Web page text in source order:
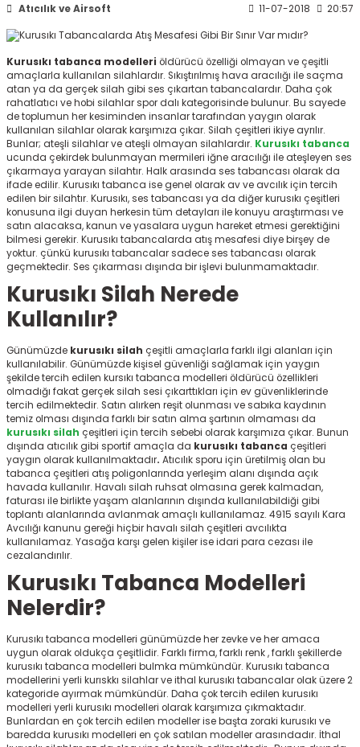
Mermisi
Atıcılık ve Airsoft 11-07-2018 20:57
Kurusıkı tabanca modelleri öldürücü özelliği olmayan ve çeşitli
amaçlarla kullanılan silahlardır. Sıkıştırılmış hava aracılığı ile saçma
atan ya da gerçek silah gibi ses çıkartan tabancalardır. Daha çok
rahatlatıcı ve hobi silahlar spor dalı kategorisinde bulunur. Bu sayede
de toplumun her kesiminden insanlar tarafından yaygın olarak
kullanılan silahlar olarak karşımıza çıkar. Silah çeşitleri ikiye ayrılır.
Bunlar; ateşli silahlar ve ateşli olmayan silahlardır. Kurusıkı tabanca
ucunda çekirdek bulunmayan mermileri iğne aracılığı ile ateşleyen ses
çıkarmaya yarayan silahtır. Halk arasında ses tabancası olarak da
ifade edilir. Kurusıkı tabanca ise genel olarak av ve avcılık için tercih
edilen bir silahtır. Kurusıkı, ses tabancası ya da diğer kurusıkı çeşitleri
konusuna ilgi duyan herkesin tüm detayları ile konuyu araştırması ve
satın alacaksa, kanun ve yasalara uygun hareket etmesi gerektiğini
bilmesi gerekir. Kurusıkı tabancalarda atış mesafesi diye birşey de
yoktur. çünkü kurusıkı tabancalar sadece ses tabancası olarak
geçmektedir. Ses çıkarması dışında bir işlevi bulunmamaktadır.
Kurusıkı Silah Nerede
Kullanılır?
Günümüzde kurusıkı silah çeşitli amaçlarla farklı ilgi alanları için
kullanılabilir. Günümüzde kişisel güvenliği sağlamak için yaygın
şekilde tercih edilen kursıkı tabanca modelleri öldürücü özellikleri
olmadığı fakat gerçek silah sesi çıkarttıkları için ev güvenliklerinde
tercih edilmektedir. Satın alırken reşit olunması ve sabıka kaydının
temiz olması dışında farklı bir satın alma şartının olmaması da
kurusıkı silah çeşitleri için tercih sebebi olarak karşımıza çıkar. Bunun
dışında atıcılık gibi sportif amaçla da kurusıkı tabanca çeşitleri
yaygın olarak kullanılmaktadır. Atıcılık sporu için üretilmiş olan bu
tabanca çeşitleri atış poligonlarında yerleşim alanı dışında açık
havada kullanılır. Havalı silah ruhsat olmasına gerek kalmadan,
faturası ile birlikte yaşam alanlarının dışında kullanılabildiği gibi
toplantı alanlarında avlanmak amaçlı kullanılamaz. 4915 sayılı Kara
Avcılığı kanunu gereği hiçbir havalı silah çeşitleri avcılıkta
kullanılamaz. Yasağa karşı gelen kişiler ise idari para cezası ile
cezalandırılır.
Kurusıkı Tabanca Modelleri
Nelerdir?
Kurusıkı tabanca modelleri günümüzde her zevke ve her amaca
uygun olarak oldukça çeşitlidir. Farklı firma, farklı renk , farklı şekillerde
kurusıkı tabanca modelleri bulmka mümkündür. Kurusıkı tabanca
modellerini yerli kurıskkı silahlar ve ithal kurusıkı tabancalar olak üzere 2
kategoride ayırmak mümkündür. Daha çok tercih edilen kurusıkı
modelleri yerli kurusıkı modelleri olarak karşımıza çıkmaktadır.
Bunlardan en çok tercih edilen modeller ise başta zoraki kurusıkı ve
baredda kurusıkı modelleri en çok satılan modeller arasındadır. İthal